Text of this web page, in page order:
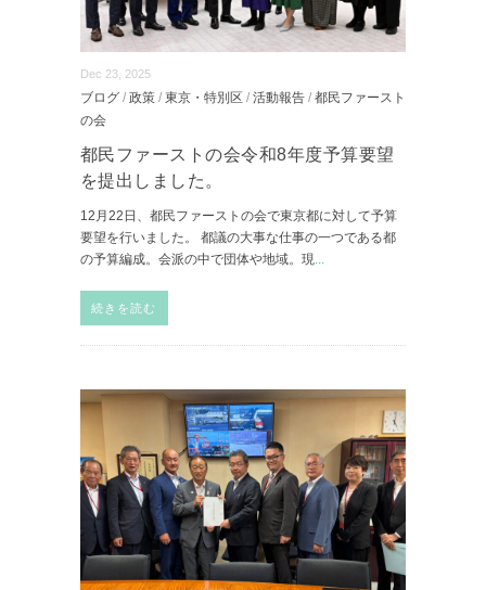
Dec 23, 2025
ブログ / 政策 / 東京・特別区 / 活動報告 / 都民ファースト
の会
都民ファーストの会令和8年度予算要望
を提出しました。
12月22日、都民ファーストの会で東京都に対して予算
要望を行いました。 都議の大事な仕事の一つである都
の予算編成。会派の中で団体や地域。現
続きを読む